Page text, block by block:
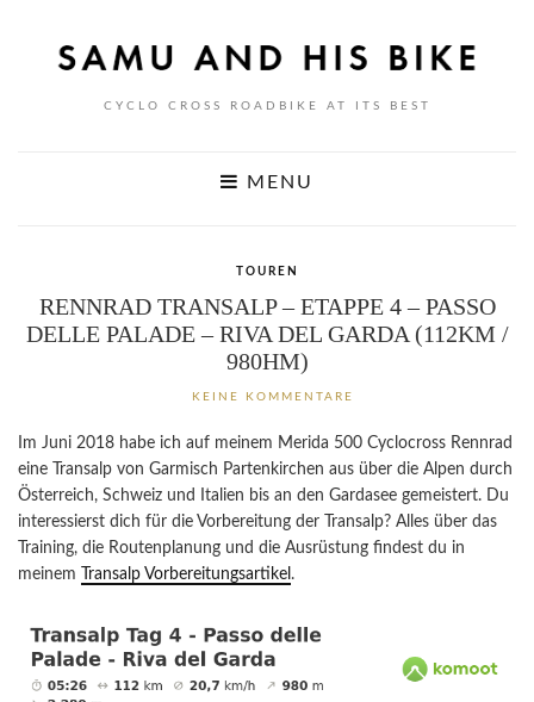
CYCLO CROSS ROADBIKE AT ITS BEST
MENU
TOUREN
RENNRAD TRANSALP – ETAPPE 4 – PASSO
DELLE PALADE – RIVA DEL GARDA (112KM /
980HM)
KEINE KOMMENTARE
Im Juni 2018 habe ich auf meinem Merida 500 Cyclocross Rennrad
eine Transalp von Garmisch Partenkirchen aus über die Alpen durch
Österreich, Schweiz und Italien bis an den Gardasee gemeistert. Du
interessierst dich für die Vorbereitung der Transalp? Alles über das
Training, die Routenplanung und die Ausrüstung findest du in
meinem
Transalp Vorbereitungsartikel .